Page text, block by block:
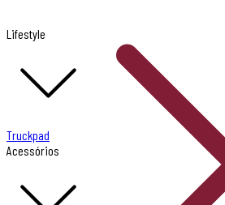
Lifestyle
Truckpad
Acessórios